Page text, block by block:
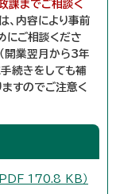
課までご相談く
、内容により事前
にご相談くださ
開業翌月から3年
続きをしても補
すのでご注意く
PDF 170.8 KB）